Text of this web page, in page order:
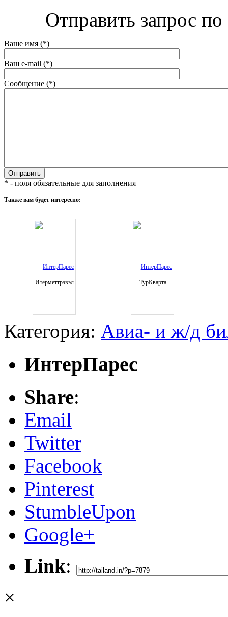
Отправить запрос
Ваше имя (*)
Ваш e-mail (*)
Сообщение (*)
* - поля обязательные для заполнения
Также вам будет интересно:
Итерметтрэвэл ТурКварта
Категория: Авиа- и ж/д
ИнтерПарес
Share:
Email
Twitter
Facebook
Pinterest
StumbleUpon
Google+
Link:
×